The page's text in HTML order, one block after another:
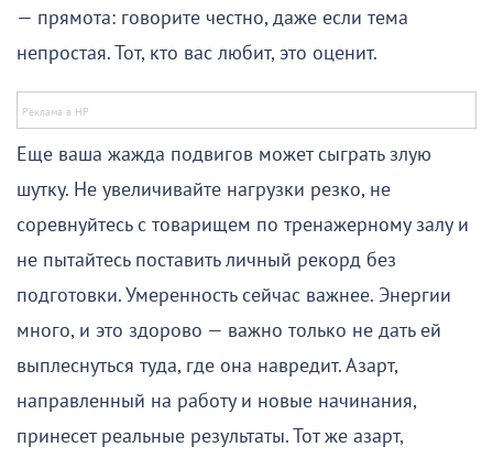
— прямота: говорите честно, даже если тема
непростая. Тот, кто вас любит, это оценит.
Еще ваша жажда подвигов может сыграть злую
шутку. Не увеличивайте нагрузки резко, не
соревнуйтесь с товарищем по тренажерному залу и
не пытайтесь поставить личный рекорд без
подготовки. Умеренность сейчас важнее. Энергии
много, и это здорово — важно только не дать ей
выплеснуться туда, где она навредит. Азарт,
направленный на работу и новые начинания,
принесет реальные результаты. Тот же азарт,